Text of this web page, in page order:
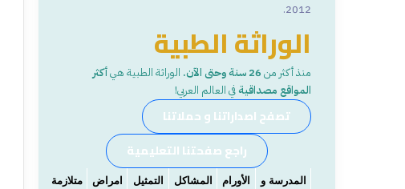
2012.
الوراثة الطبية
منذ أكثر من 26 سنة وحتى الآن. الوراثة الطبية هيأكثر
المواقع مصداقية في العالم العربي!
تصفح اصداراتنا و حملاتنا
راجع صفحتنا التعليمية
المدرسة و
الأورام
المشاكل
التمثيل
امراض
متلازمة